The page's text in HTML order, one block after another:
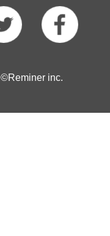
©Reminer inc.